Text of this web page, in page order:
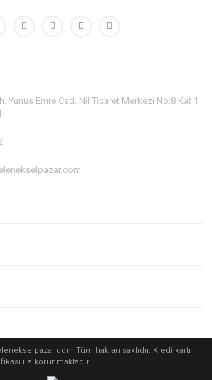
Yunus Emre Cad. Nil Ticaret Merkezi No:8 Kat 1
Tüm hakları saklıdır. Kredi kartı
ile korunmaktadır.